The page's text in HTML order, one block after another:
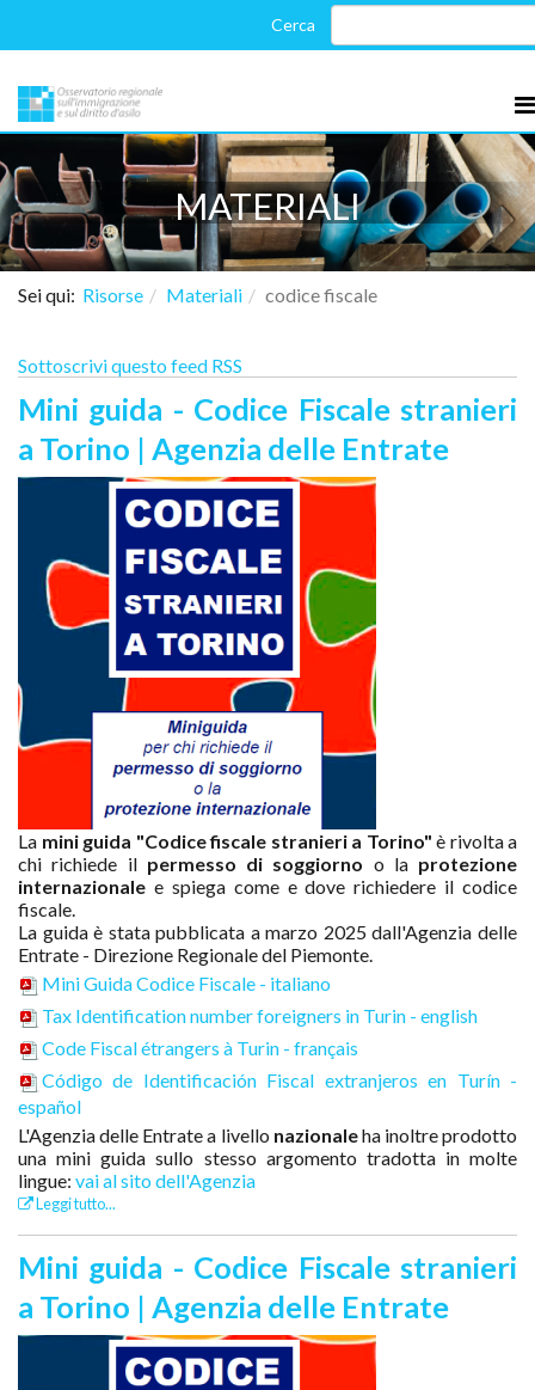
MATERIALI
Sei qui: Risorse Materiali codice fiscale
Sottoscrivi questo feed RSS
Mini guida - Codice Fiscale stranieri
a Torino | Agenzia delle Entrate
La mini guida "Codice fiscale stranieri a Torino" è rivolta a
chi richiede il permesso di soggiorno o la protezione
internazionale e spiega come e dove richiedere il codice
fiscale.
La guida è stata pubblicata a marzo 2025 dall'Agenzia delle
Entrate - Direzione Regionale del Piemonte.
Mini Guida Codice Fiscale - italiano
Tax Identification number foreigners in Turin - english
Code Fiscal étrangers à Turin - français
Código de Identificación Fiscal extranjeros en Turín -
español
L'Agenzia delle Entrate a livello nazionaleha inoltre prodotto
una mini guida sullo stesso argomento tradotta in molte
lingue: vai al sito dell'Agenzia
Leggi tutto...
Mini guida - Codice Fiscale stranieri
a Torino | Agenzia delle Entrate